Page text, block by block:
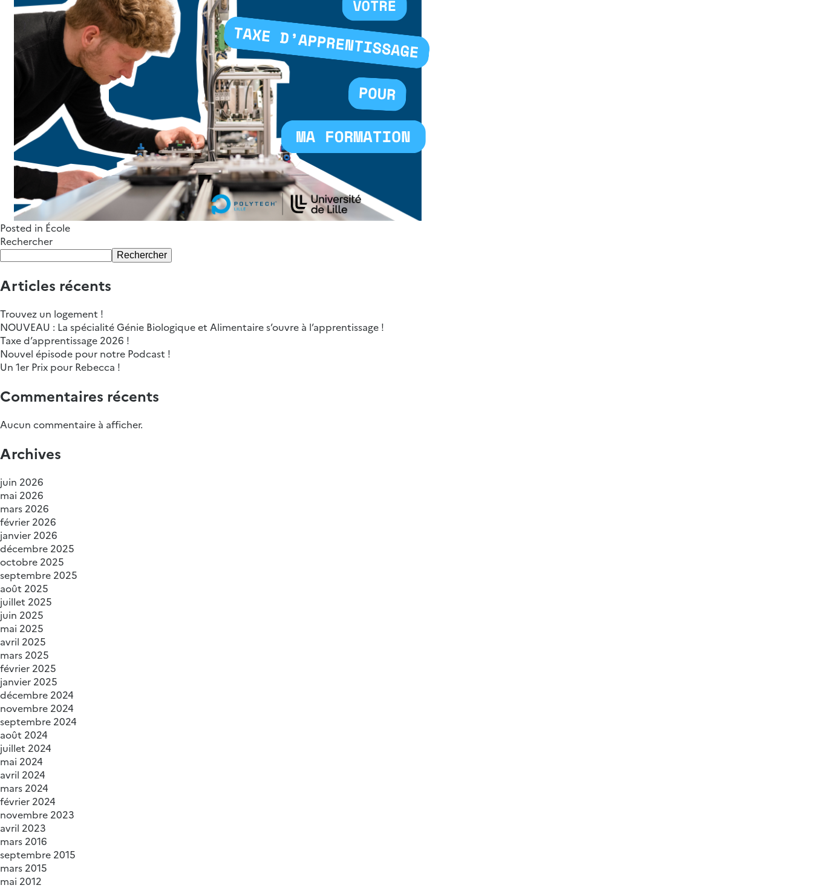
Posted in École
Rechercher
Rechercher
Articles récents
Trouvez un logement !
NOUVEAU : La spécialité Génie Biologique et Alimentaire s’ouvre à l’apprentissage !
Taxe d’apprentissage 2026 !
Nouvel épisode pour notre Podcast !
Un 1er Prix pour Rebecca !
Commentaires récents
Aucun commentaire à afficher.
Archives
juin 2026
mai 2026
mars 2026
février 2026
janvier 2026
décembre 2025
octobre 2025
septembre 2025
août 2025
juillet 2025
juin 2025
mai 2025
avril 2025
mars 2025
février 2025
janvier 2025
décembre 2024
novembre 2024
septembre 2024
août 2024
juillet 2024
mai 2024
avril 2024
mars 2024
février 2024
novembre 2023
avril 2023
mars 2016
septembre 2015
mars 2015
mai 2012